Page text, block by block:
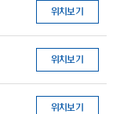
위치보기
위치보기
위치보기